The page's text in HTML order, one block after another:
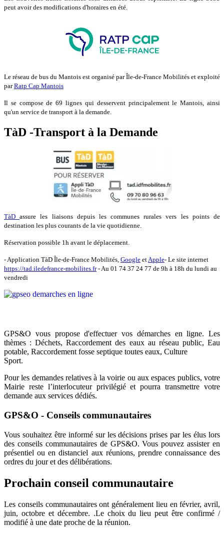
peut avoir des modifications d'horaires en été.
Le réseau de bus du Mantois est organisé par Île-de-France Mobilités et exploité
parRatp Cap Mantois
Il se compose de 69 lignes qui desservent principalement le Mantois, ainsi
qu'un service de transport à la demande.
TàD -Transport à la Demande
TàDassure les liaisons depuis les communes rurales vers les points de
destination les plus courants de la vie quotidienne.
Réservation possible 1h avant le déplacement.
- Application TàD Île-de-France Mobilités, Google etApple- Le site internet
https://tad.iledefrance-mobilites.fr-Au 01 74 37 24 77 de 9h à 18h du lundi au
vendredi
GPS&O vous propose d'effectuer vos démarches en ligne. Les
thèmes : Déchets, Raccordement des eaux au réseau public, Eau
potable, Raccordement fosse septique toutes eaux, Culture
Sport.
Pour les demandes relatives à la voirie ou aux espaces publics, votre
Mairie reste l’interlocuteur privilégié et pourra transmettre votre
demande aux services dédiés.
GPS&O - Conseils communautaires
Vous souhaitez être informé sur les décisions prises par les élus lors
des conseils communautaires de GPS&O. Vous pouvez assister en
présentiel ou en distanciel aux réunions, prendre connaissance des
ordres du jour et des délibérations.
Prochain conseil communautaire
Les conseils communautaires ont généralement lieu en février, avril,
juin, octobre et décembre. .Le choix du lieu peut être confirmé /
modifié à une date proche de la réunion.